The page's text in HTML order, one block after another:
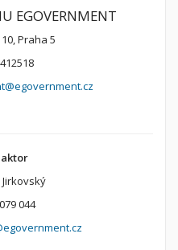
EGOVERNMENT
Praha 5
044